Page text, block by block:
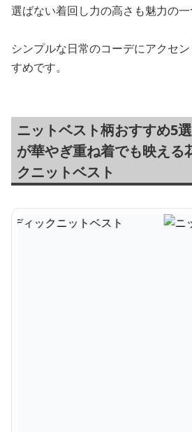
選ばない着回し力の高さも魅力の一
シンプルな日常のコーデにアクセ
すめです。
ニットベスト柄おすすめ5
が華やぎ重ね着でも映える
クニットベスト